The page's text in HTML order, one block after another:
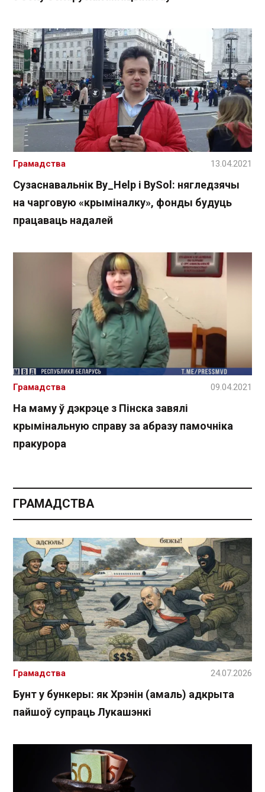
Сузаснавальнік By_Help і BySol: нягледзячы
на чарговую «крыміналку», фонды будуць
працаваць надалей
Грамадства 13.04.2021
На маму ў дэкрэце з Пінска завялі
крымінальную справу за абразу памочніка
пракурора
Грамадства 09.04.2021
ГРАМАДСТВА
Бунт у бункеры: як Хрэнін (амаль) адкрыта
пайшоў супраць Лукашэнкі
Грамадства 24.07.2026